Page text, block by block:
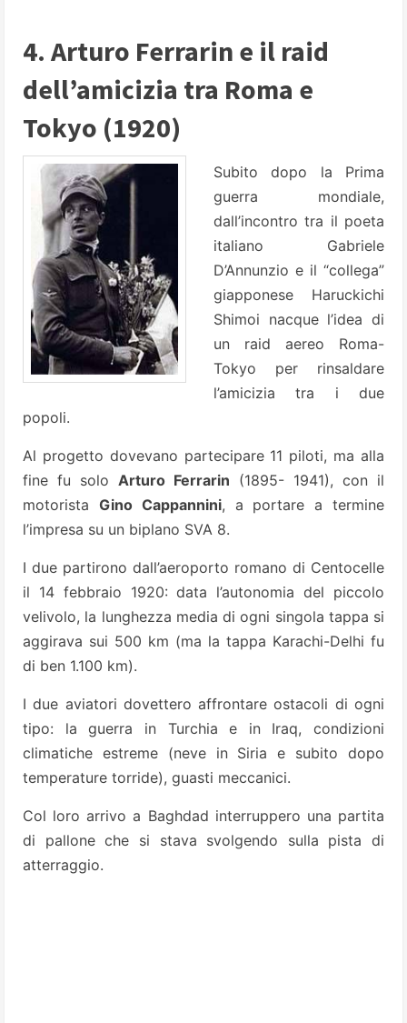
4. Arturo Ferrarin e il raid
dell’amicizia tra Roma e
Tokyo (1920)
Subito dopo la Prima
guerra mondiale,
dall’incontro tra il poeta
italiano Gabriele
D’Annunzio e il “collega”
giapponese Haruckichi
Shimoi nacque l’idea di
un raid aereo Roma-
Tokyo per rinsaldare
l’amicizia tra i due
popoli.
Al progetto dovevano partecipare 11 piloti, ma alla
fine fu solo Arturo Ferrarin (1895- 1941), con il
motorista Gino Cappannini, a portare a termine
l’impresa su un biplano SVA 8.
I due partirono dall’aeroporto romano di Centocelle
il 14 febbraio 1920: data l’autonomia del piccolo
velivolo, la lunghezza media di ogni singola tappa si
aggirava sui 500 km (ma la tappa Karachi-Delhi fu
di ben 1.100 km).
I due aviatori dovettero affrontare ostacoli di ogni
tipo: la guerra in Turchia e in Iraq, condizioni
climatiche estreme (neve in Siria e subito dopo
temperature torride), guasti meccanici.
Col loro arrivo a Baghdad interruppero una partita
di pallone che si stava svolgendo sulla pista di
atterraggio.